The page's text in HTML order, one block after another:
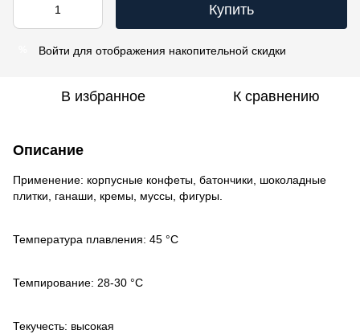
Купить
Войти для отображения накопительной скидки
В избранное К сравнению
Описание
Применение: корпусные конфеты, батончики, шоколадные
плитки, ганаши, кремы, муссы, фигуры.
Температура плавления: 45 °С
Темпирование: 28-30 °С
Текучесть: высокая